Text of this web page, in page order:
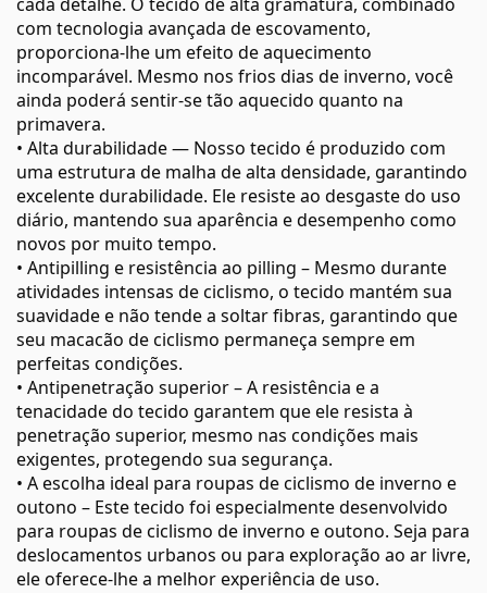
com tecnologia avançada de escovamento,
proporciona-lhe um efeito de aquecimento
incomparável. Mesmo nos frios dias de inverno, você
ainda poderá sentir-se tão aquecido quanto na
primavera.
• Alta durabilidade — Nosso tecido é produzido com
uma estrutura de malha de alta densidade, garantindo
excelente durabilidade. Ele resiste ao desgaste do uso
diário, mantendo sua aparência e desempenho como
novos por muito tempo.
• Antipilling e resistência ao pilling – Mesmo durante
atividades intensas de ciclismo, o tecido mantém sua
suavidade e não tende a soltar fibras, garantindo que
seu macacão de ciclismo permaneça sempre em
perfeitas condições.
• Antipenetração superior – A resistência e a
tenacidade do tecido garantem que ele resista à
penetração superior, mesmo nas condições mais
exigentes, protegendo sua segurança.
• A escolha ideal para roupas de ciclismo de inverno e
outono – Este tecido foi especialmente desenvolvido
para roupas de ciclismo de inverno e outono. Seja para
deslocamentos urbanos ou para exploração ao ar livre,
ele oferece-lhe a melhor experiência de uso.